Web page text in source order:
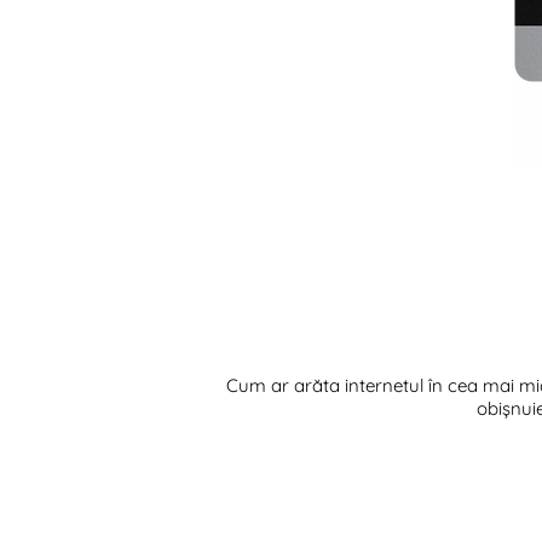
Cum ar arăta internetul în cea mai